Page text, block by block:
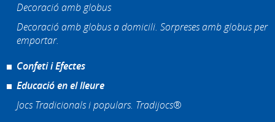
Decoració amb globus
Decoració amb globus a domicili. Sorpreses amb globus per
emportar.
Confeti i Efectes
Educació en el lleure
Jocs Tradicionals i populars. Tradijocs®